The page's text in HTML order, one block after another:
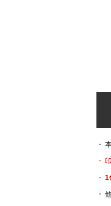
1